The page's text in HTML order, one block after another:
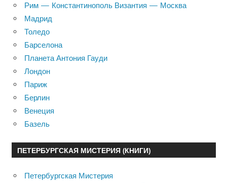
Рим — Константинополь Византия — Москва
Мадрид
Толедо
Барселона
Планета Антония Гауди
Лондон
Париж
Берлин
Венеция
Базель
ПЕТЕРБУРГСКАЯ МИСТЕРИЯ (КНИГИ)
Петербургская Мистерия